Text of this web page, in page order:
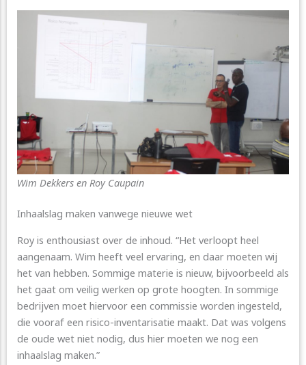
Wim Dekkers en Roy Caupain
Inhaalslag maken vanwege nieuwe wet
Roy is enthousiast over de inhoud. “Het verloopt heel
aangenaam. Wim heeft veel ervaring, en daar moeten wij
het van hebben. Sommige materie is nieuw, bijvoorbeeld als
het gaat om veilig werken op grote hoogten. In sommige
bedrijven moet hiervoor een commissie worden ingesteld,
die vooraf een risico-inventarisatie maakt. Dat was volgens
de oude wet niet nodig, dus hier moeten we nog een
inhaalslag maken.”